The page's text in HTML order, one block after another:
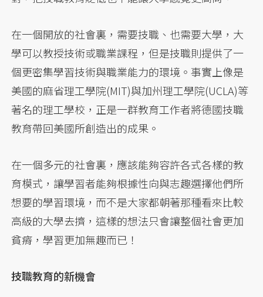
在一個開放的社會裏，需要技職、也需要大學，大
學可以教授技術或職業課程，但是技職則提供了一
個更密集學習技術與職業能力的環境。事實上像是
美國的麻省理工學院(MIT)與加州理工學院(UCLA)等
著名的理工學校，正是一群教育工作者將德國技職
教育帶回美國所創造出的成果。
在一個多元的社會裏，應該能夠容許各式各樣的教
育模式，讓學習者能夠根據性向與志趣選擇他們所
想要的學習環境，而不是大家都朝著那種看來比較
高級的大學去擠，這樣的想法只會讓整個社會更加
貧瘠，學習更加無趣而已！
技職教育的新機會